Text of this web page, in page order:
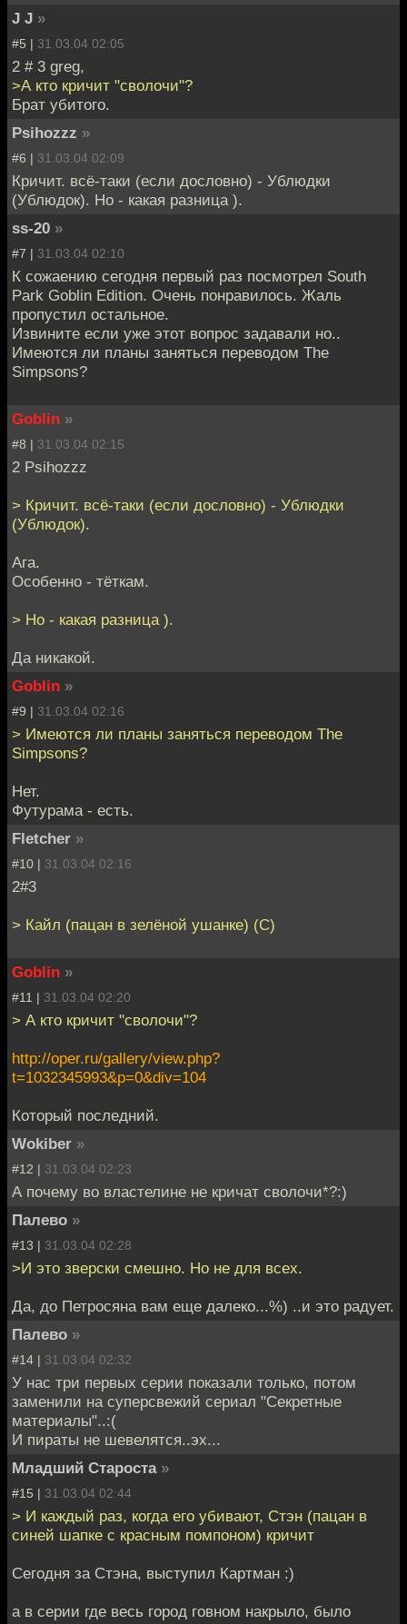
J J »
#5 | 31.03.04 02:05
2 # 3 greg,
>А кто кричит "сволочи"?
Брат убитого.
Psihozzz »
#6 | 31.03.04 02:09
Кричит. всё-таки (если дословно) - Ублюдки
(Ублюдок). Но - какая разница ).
ss-20 »
#7 | 31.03.04 02:10
К сожаению сегодня первый раз посмотрел South
Park Goblin Edition. Очень понравилось. Жаль
пропустил остальное.
Извините если уже этот вопрос задавали но..
Имеются ли планы заняться переводом The
Simpsons?
Goblin »
#8 | 31.03.04 02:15
2 Psihozzz
> Кричит. всё-таки (если дословно) - Ублюдки
(Ублюдок).
Ага.
Особенно - тёткам.
> Но - какая разница ).
Да никакой.
Goblin »
#9 | 31.03.04 02:16
> Имеются ли планы заняться переводом The
Simpsons?
Нет.
Футурама - есть.
Fletcher »
#10 | 31.03.04 02:16
2#3
> Кайл (пацан в зелёной ушанке) (C)
Goblin »
#11 | 31.03.04 02:20
> А кто кричит "сволочи"?
http://oper.ru/gallery/view.php?
t=1032345993&p=0&div=104
Который последний.
Wokiber »
#12 | 31.03.04 02:23
А почему во властелине не кричат сволочи*?:)
Палево »
#13 | 31.03.04 02:28
>И это зверски смешно. Но не для всех.
Да, до Петросяна вам еще далеко...%) ..и это радует.
Палево »
#14 | 31.03.04 02:32
У нас три первых серии показали только, потом
заменили на суперсвежий сериал "Секретные
материалы"..:(
И пираты не шевелятся..эх...
Младший Староста »
#15 | 31.03.04 02:44
> И каждый раз, когда его убивают, Стэн (пацан в
синей шапке с красным помпоном) кричит
Сегодня за Стэна, выступил Картман :)
а в серии где весь город говном накрыло, было